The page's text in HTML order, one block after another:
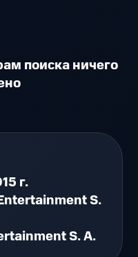
поиска ничего
г.
S.
S. A.